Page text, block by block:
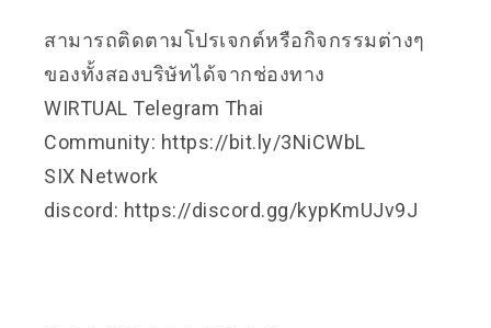
สามารถติดตามโปรเจกต์หรือกิจกรรมต่างๆ
ของทั้งสองบริษัทได้จากช่องทาง
WIRTUAL Telegram Thai
Community: https://bit.ly/3NiCWbL
SIX Network
discord: https://discord.gg/kypKmUJv9J